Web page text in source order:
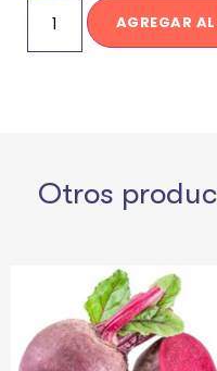
AGREGAR
Otros